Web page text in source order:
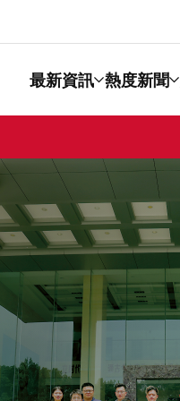
最新資訊 熱度新聞